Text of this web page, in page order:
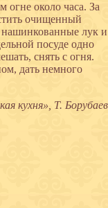
огне около часа. За
очищенный
нашинкованные лук и
посуде одно
снять с огня.
дать немного
кухня», Т. Борубаев